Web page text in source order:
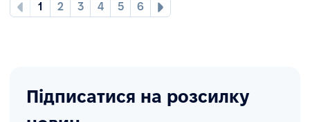
1 2 3 4 5 6
Підписатися на розсилку